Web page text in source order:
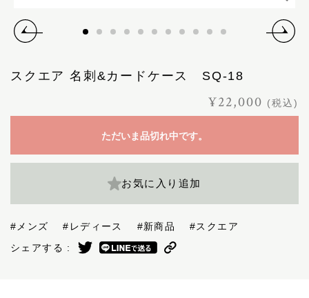
スクエア 名刺&カードケース SQ-18
¥22,000 (税込)
ただいま品切れ中です。
お気に入り追加
#メンズ #レディース #新商品
#スクエア
シェアする :